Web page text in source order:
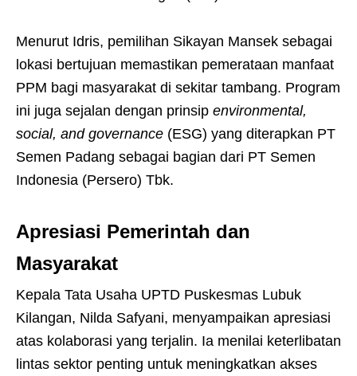
Menurut Idris, pemilihan Sikayan Mansek sebagai
lokasi bertujuan memastikan pemerataan manfaat
PPM bagi masyarakat di sekitar tambang. Program
ini juga sejalan dengan prinsip environmental,
social, and governance (ESG) yang diterapkan PT
Semen Padang sebagai bagian dari PT Semen
Indonesia (Persero) Tbk.
Apresiasi Pemerintah dan
Masyarakat
Kepala Tata Usaha UPTD Puskesmas Lubuk
Kilangan, Nilda Safyani, menyampaikan apresiasi
atas kolaborasi yang terjalin. Ia menilai keterlibatan
lintas sektor penting untuk meningkatkan akses